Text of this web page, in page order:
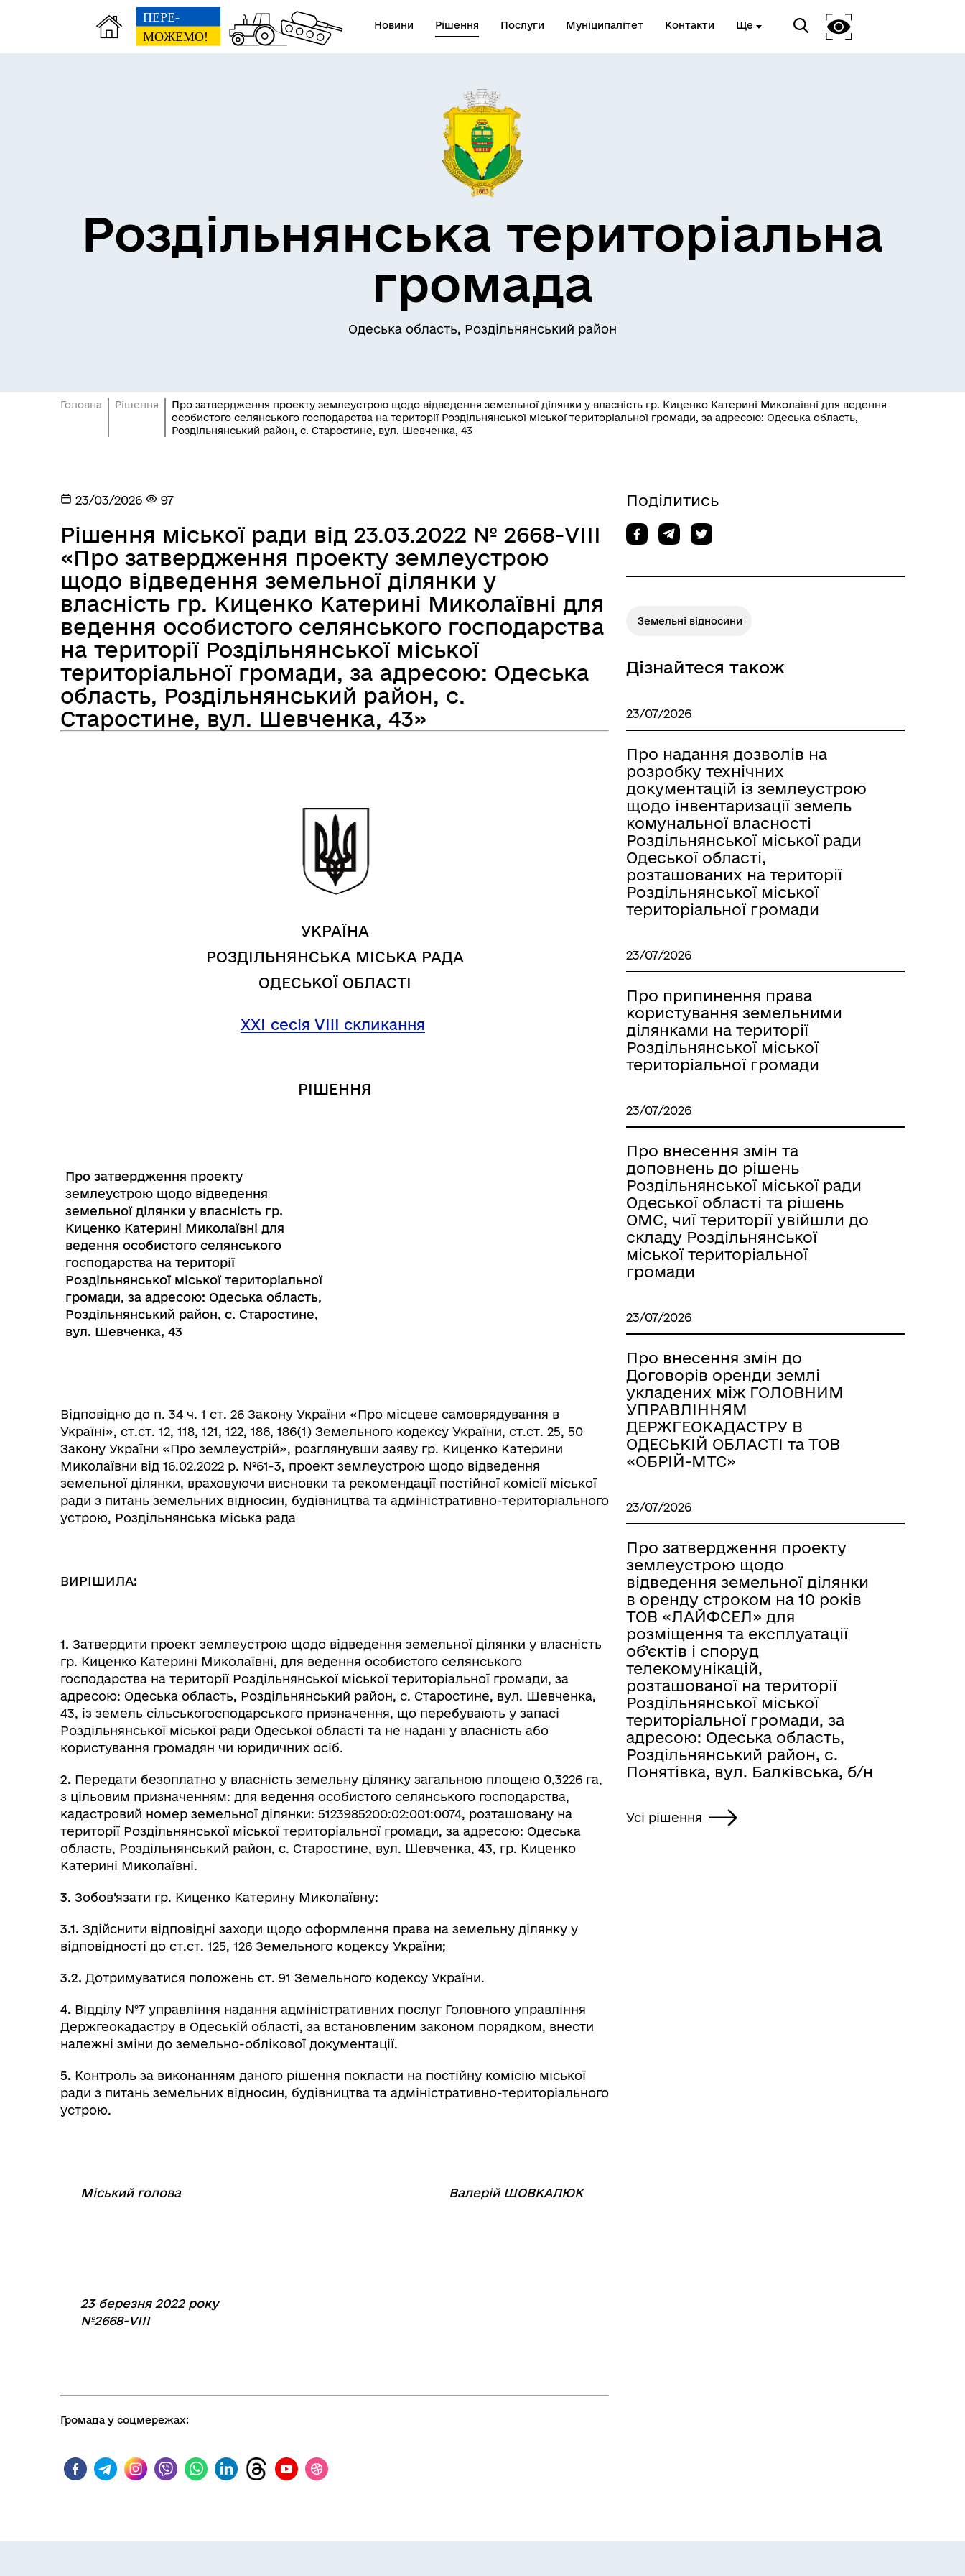
Новини Рішення Послуги Муніципалітет Контакти Ще
Засідання виконавчого
комітету
Графіки прийому громадян
Колегіальні органи (ради,
робочі групи, комісії)
Рада безбар’єрності
Радіаційний фон
Книга пам'яті полеглих за
ветеранам та їхнім родинам
Електронна черга в ТЦК
Роздільнянська територіальна
громада
Одеська область, Роздільнянський район
Головна Рішення
Про затвердження проекту землеустрою щодо відведення земельної ділянки у власність гр. Киценко Катерині Миколаївні для ведення
особистого селянського господарства на території Роздільнянської міської територіальної громади, за адресою: Одеська область,
Роздільнянський район, с. Старостине, вул. Шевченка, 43
23/03/2026 97
Рішення міської ради від 23.03.2022 № 2668-VIІІ
«Про затвердження проекту землеустрою
щодо відведення земельної ділянки у
власність гр. Киценко Катерині Миколаївні для
ведення особистого селянського господарства
на території Роздільнянської міської
територіальної громади, за адресою: Одеська
область, Роздільнянський район, с.
Старостине, вул. Шевченка, 43»
УКРАЇНА
РОЗДІЛЬНЯНСЬКА МІСЬКА РАДА
ОДЕСЬКОЇ ОБЛАСТІ
ХХІ сесія VIII скликання
РІШЕННЯ
Про затвердження проекту
землеустрою щодо відведення
земельної ділянки у власність гр.
Киценко Катерині Миколаївні для
ведення особистого селянського
господарства на території
Роздільнянської міської територіальної
громади, за адресою: Одеська область,
Роздільнянський район, с. Старостине,
вул. Шевченка, 43
Відповідно до п. 34 ч. 1 ст. 26 Закону України «Про місцеве самоврядування в
Україні», ст.ст. 12, 118, 121, 122, 186, 186(1) Земельного кодексу України, ст.ст. 25, 50
Закону України «Про землеустрій», розглянувши заяву гр. Киценко Катерини
Миколаївни від 16.02.2022 р. №61-3, проект землеустрою щодо відведення
земельної ділянки, враховуючи висновки та рекомендації постійної комісії міської
ради з питань земельних відносин, будівництва та адміністративно-територіального
устрою, Роздільнянська міська рада
ВИРІШИЛА:
1. Затвердити проект землеустрою щодо відведення земельної ділянки у власність
гр. Киценко Катерині Миколаївні, для ведення особистого селянського
господарства на території Роздільнянської міської територіальної громади, за
адресою: Одеська область, Роздільнянський район, с. Старостине, вул. Шевченка,
43, із земель сільськогосподарського призначення, що перебувають у запасі
Роздільнянської міської ради Одеської області та не надані у власність або
користування громадян чи юридичних осіб.
2. Передати безоплатно у власність земельну ділянку загальною площею 0,3226 га,
з цільовим призначенням: для ведення особистого селянського господарства,
кадастровий номер земельної ділянки: 5123985200:02:001:0074, розташовану на
території Роздільнянської міської територіальної громади, за адресою: Одеська
область, Роздільнянський район, с. Старостине, вул. Шевченка, 43, гр. Киценко
Катерині Миколаївні.
3. Зобов’язати гр. Киценко Катерину Миколаївну:
3.1. Здійснити відповідні заходи щодо оформлення права на земельну ділянку у
відповідності до ст.ст. 125, 126 Земельного кодексу України;
3.2. Дотримуватися положень ст. 91 Земельного кодексу України.
4. Відділу №7 управління надання адміністративних послуг Головного управління
Держгеокадастру в Одеській області, за встановленим законом порядком, внести
належні зміни до земельно-облікової документації.
5. Контроль за виконанням даного рішення покласти на постійну комісію міської
ради з питань земельних відносин, будівництва та адміністративно-територіального
устрою.
Міський голова⠀ Валерій ШОВКАЛЮК
23 березня 2022 року
№2668-VIІІ
Громада у соцмережах:
Поділитись
Земельні відносини
Дізнайтеся також
23/07/2026
Про надання дозволів на
розробку технічних
документацій із землеустрою
щодо інвентаризації земель
комунальної власності
Роздільнянської міської ради
Одеської області,
розташованих на території
Роздільнянської міської
територіальної громади
23/07/2026
Про припинення права
користування земельними
ділянками на території
Роздільнянської міської
територіальної громади
23/07/2026
Про внесення змін та
доповнень до рішень
Роздільнянської міської ради
Одеської області та рішень
ОМС, чиї території увійшли до
складу Роздільнянської
міської територіальної
громади
23/07/2026
Про внесення змін до
Договорів оренди землі
укладених між ГОЛОВНИМ
УПРАВЛІННЯМ
ДЕРЖГЕОКАДАСТРУ В
ОДЕСЬКІЙ ОБЛАСТІ та ТОВ
«ОБРІЙ-МТС»
23/07/2026
Про затвердження проекту
землеустрою щодо
відведення земельної ділянки
в оренду строком на 10 років
ТОВ «ЛАЙФСЕЛ» для
розміщення та експлуатації
об’єктів і споруд
телекомунікацій,
розташованої на території
Роздільнянської міської
територіальної громади, за
адресою: Одеська область,
Роздільнянський район, с.
Понятівка, вул. Балківська, б/н
Усі рішення